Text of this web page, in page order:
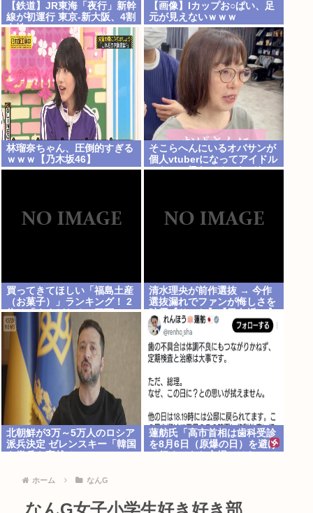
【鉄道】JR東海「夜行」新幹
線が初運行 東京-新大阪、4割
女性
【画像】Iカップお○ぱい、足
元が見えないｗｗｗ
林瑠奈ちゃん、圧倒的すぎる
ｗｗｗ【乃木坂46】
そこらへんにいるオバサンが
個人vtuberになってアイドル
みたいに扱わてるのヤバな
買ってきてほしい「福島土産
（お菓子）」ランキング！ 2
位は「ままどおる（三万
石）」、1位は？
清水理央が前作選抜 → 今作
選抜漏れでファンが悔しさを
吐露【りーお】【日向坂46】
北朝鮮が3万～5万人のロシア
派兵決定 ゼレンスキー「韓国
蓮舫氏「高市首相は歯科受診
を8月6日（原爆の日）を避け
ホーム なんG
なんG女子小学生好き好き部